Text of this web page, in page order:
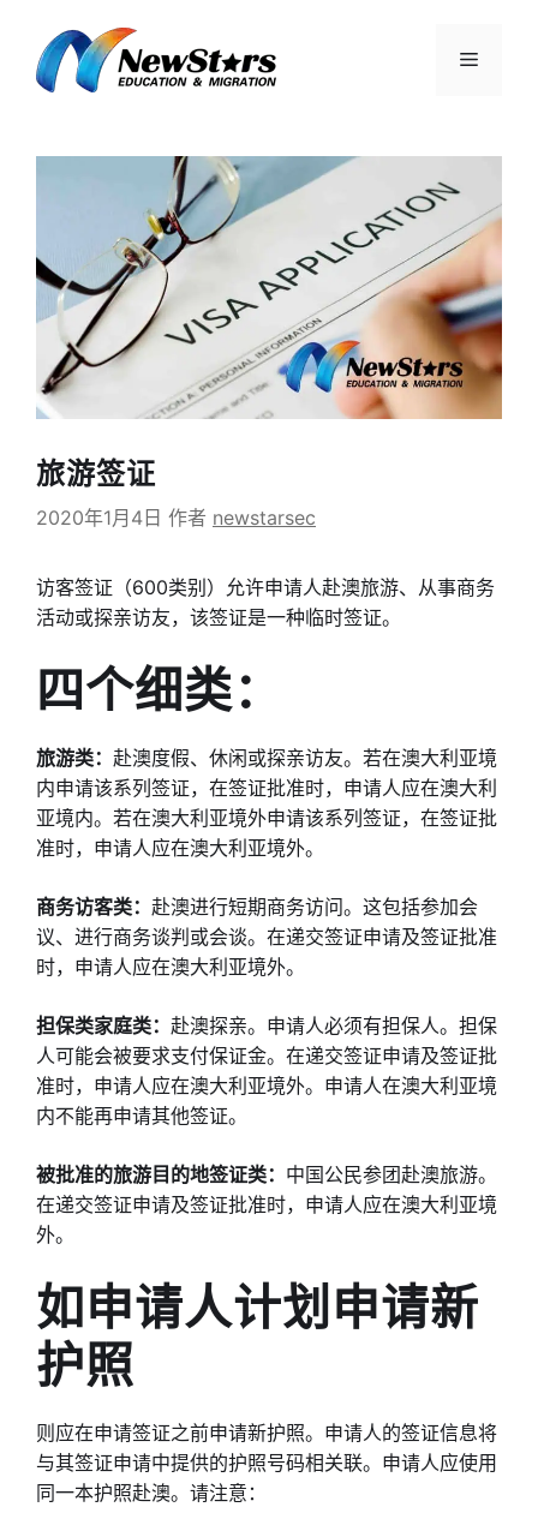
菜
旅游签证
2020年1月4日 作者 newstarsec
访客签证（600类别）允许申请人赴澳旅游、从事商务
活动或探亲访友，该签证是一种临时签证。
四个细类：
旅游类： 赴澳度假、休闲或探亲访友。若在澳大利亚境
内申请该系列签证，在签证批准时，申请人应在澳大利
亚境内。若在澳大利亚境外申请该系列签证，在签证批
准时，申请人应在澳大利亚境外。
商务访客类： 赴澳进行短期商务访问。这包括参加会
议、进行商务谈判或会谈。在递交签证申请及签证批准
时，申请人应在澳大利亚境外。
担保类家庭类： 赴澳探亲。申请人必须有担保人。担保
人可能会被要求支付保证金。在递交签证申请及签证批
准时，申请人应在澳大利亚境外。申请人在澳大利亚境
内不能再申请其他签证。
被批准的旅游目的地签证类： 中国公民参团赴澳旅游。
在递交签证申请及签证批准时，申请人应在澳大利亚境
外。
如申请人计划申请新
护照
则应在申请签证之前申请新护照。申请人的签证信息将
与其签证申请中提供的护照号码相关联。申请人应使用
同一本护照赴澳。请注意：